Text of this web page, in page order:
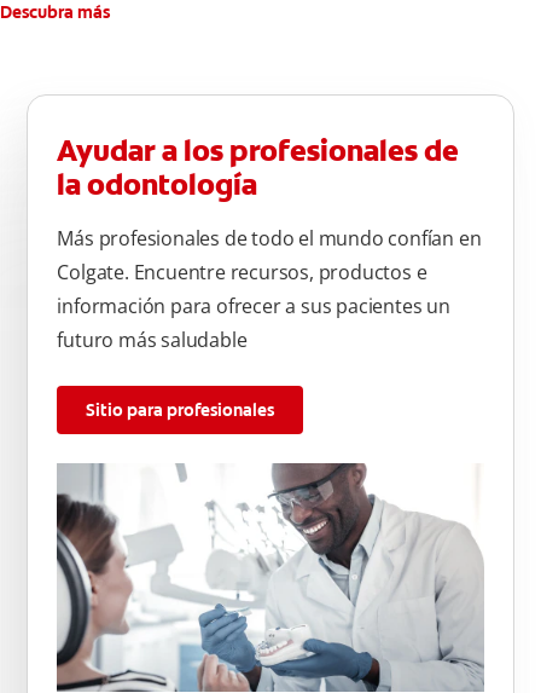
Descubra más
Ayudar a los profesionales de
la odontología
Más profesionales de todo el mundo confían en
Colgate. Encuentre recursos, productos e
información para ofrecer a sus pacientes un
futuro más saludable
Sitio para profesionales